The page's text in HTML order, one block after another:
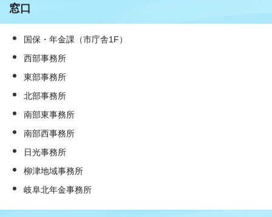
窓口
国保・年金課（市庁舎1F）
西部事務所
東部事務所
北部事務所
南部東事務所
南部西事務所
日光事務所
柳津地域事務所
岐阜北年金事務所